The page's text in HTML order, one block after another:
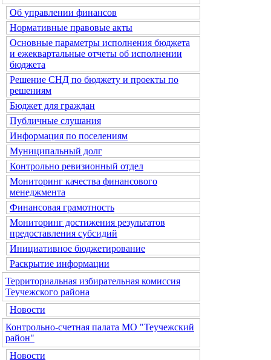
Об управлении финансов
Нормативные правовые акты
Основные параметры исполнения бюджета
и ежеквартальные отчеты об исполнении
бюджета
Решение СНД по бюджету и проекты по
решениям
Бюджет для граждан
Публичные слушания
Информация по поселениям
Муниципальный долг
Контрольно ревизионный отдел
Мониторинг качества финансового
менеджмента
Финансовая грамотность
Мониторинг достижения результатов
предоставления субсидий
Инициативное бюджетирование
Раскрытие информации
Территориальная избирательная комиссия
Теучежского района
Новости
Контрольно-счетная палата МО "Теучежский
район"
Новости